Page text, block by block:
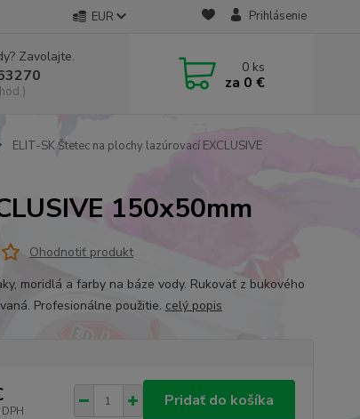
EUR Prihlásenie
Zavolajte.
0 ks
za 0 €
ELIT-SK Štetec na plochy lazúrovací EXCLUSIVE
150x50mm
Ohodnotiť produkt
moridlá a farby na báze vody. Rukoväť z bukového
Profesionálne použitie. celý popis
Pridať do košíka